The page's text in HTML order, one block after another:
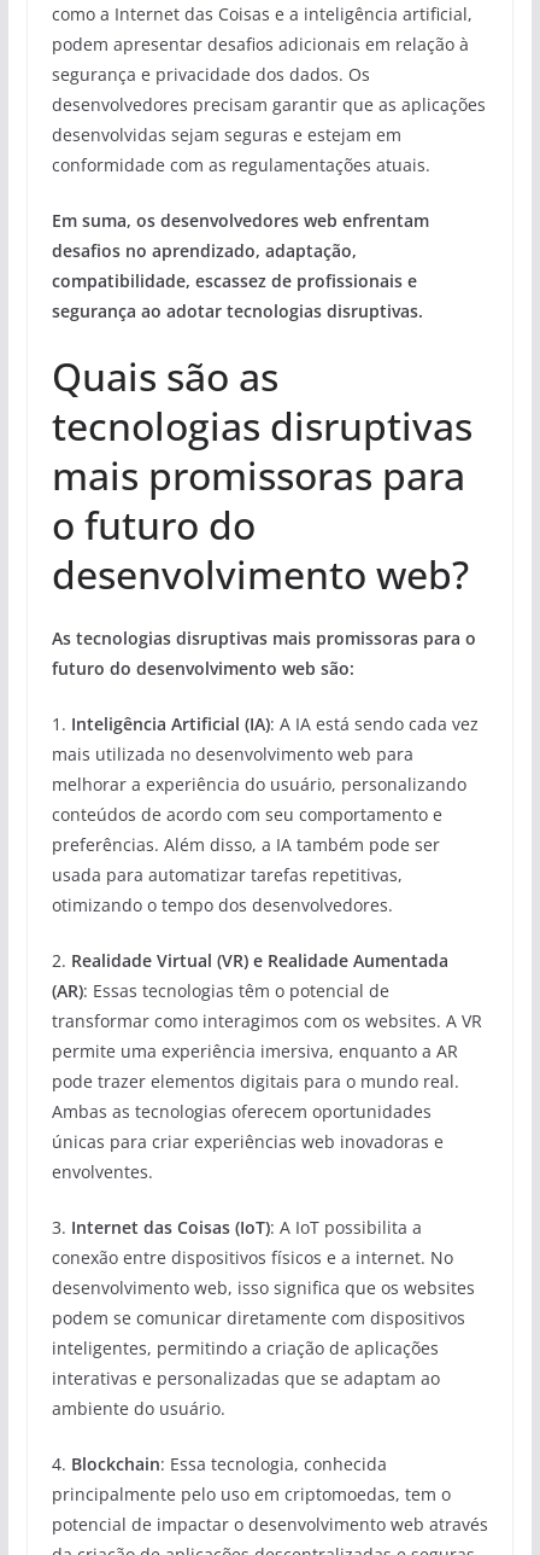
como a Internet das Coisas e a inteligência artificial,
podem apresentar desafios adicionais em relação à
segurança e privacidade dos dados. Os
desenvolvedores precisam garantir que as aplicações
desenvolvidas sejam seguras e estejam em
conformidade com as regulamentações atuais.
Em suma, os desenvolvedores web enfrentam
desafios no aprendizado, adaptação,
compatibilidade, escassez de profissionais e
segurança ao adotar tecnologias disruptivas.
Quais são as
tecnologias disruptivas
mais promissoras para
o futuro do
desenvolvimento web?
As tecnologias disruptivas mais promissoras para o
futuro do desenvolvimento web são:
1. Inteligência Artificial (IA): A IA está sendo cada vez
mais utilizada no desenvolvimento web para
melhorar a experiência do usuário, personalizando
conteúdos de acordo com seu comportamento e
preferências. Além disso, a IA também pode ser
usada para automatizar tarefas repetitivas,
otimizando o tempo dos desenvolvedores.
2. Realidade Virtual (VR) e Realidade Aumentada
(AR): Essas tecnologias têm o potencial de
transformar como interagimos com os websites. A VR
permite uma experiência imersiva, enquanto a AR
pode trazer elementos digitais para o mundo real.
Ambas as tecnologias oferecem oportunidades
únicas para criar experiências web inovadoras e
envolventes.
3. Internet das Coisas (IoT): A IoT possibilita a
conexão entre dispositivos físicos e a internet. No
desenvolvimento web, isso significa que os websites
podem se comunicar diretamente com dispositivos
inteligentes, permitindo a criação de aplicações
interativas e personalizadas que se adaptam ao
ambiente do usuário.
4. Blockchain: Essa tecnologia, conhecida
principalmente pelo uso em criptomoedas, tem o
potencial de impactar o desenvolvimento web através